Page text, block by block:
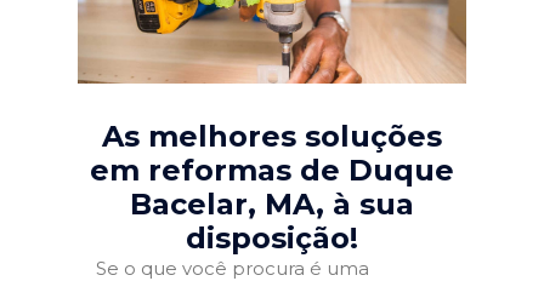
As melhores soluções
em reformas de Duque
Bacelar, MA, à sua
disposição!
Se o que você procura é uma